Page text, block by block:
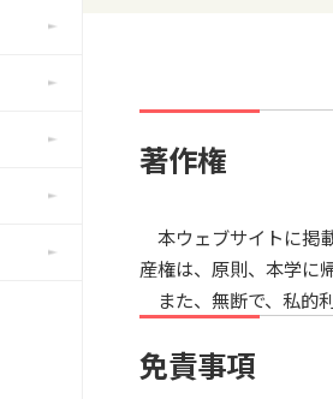
著作権
本ウェブサイトに掲
産権は、原則、本学に
また、無断で、私的
免責事項